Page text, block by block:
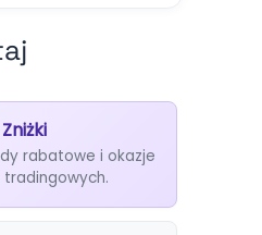
rabatowe i okazje